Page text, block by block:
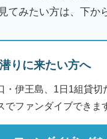
てみたい方は、下か
りに来たい方へ
・伊王島、1日1組貸切
でファンダイブできま